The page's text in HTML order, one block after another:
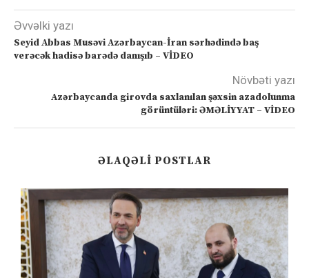
Əvvəlki yazı
Seyid Abbas Musəvi Azərbaycan-İran sərhədində baş
verəcək hadisə barədə danışıb – VİDEO
Növbəti yazı
Azərbaycanda girovda saxlanılan şəxsin azadolunma
görüntüləri: ƏMƏLİYYAT – VİDEO
ƏLAQƏLI POSTLAR